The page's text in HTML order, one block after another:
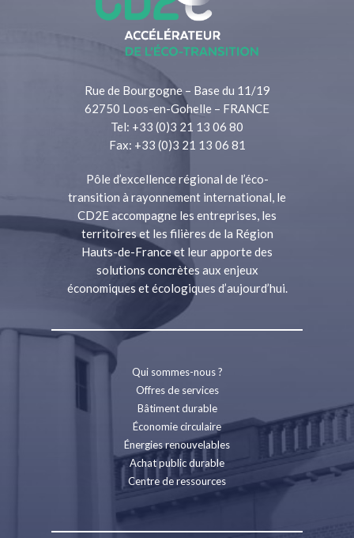
Rue de Bourgogne – Base du 11/19
62750 Loos-en-Gohelle – FRANCE
Tel: +33 (0)3 21 13 06 80
Fax: +33 (0)3 21 13 06 81
Pôle d’excellence régional de l’éco-
transition à rayonnement international, le
CD2E accompagne les entreprises, les
territoires et les filières de la Région
Hauts-de-France et leur apporte des
solutions concrètes aux enjeux
économiques et écologiques d’aujourd’hui.
Qui sommes-nous ?
Offres de services
Bâtiment durable
Économie circulaire
Énergies renouvelables
Achat public durable
Centre de ressources